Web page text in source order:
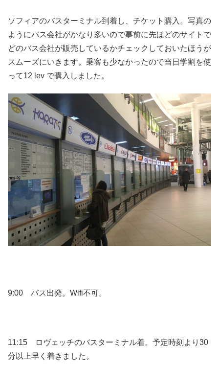
ソフィアのバスターミナル到着し、チケット購入。写真の
ようにバス会社がかなり多いので事前に先ほどのサイトで
どのバス会社が販売しているかチェックしておいたほうが
スムーズにいきます。乗客も少なかったので当日学割を使
って12 lev で購入しました。
9:00 バス出発。Wifi不可。
11:15 ロヴェッチのバスターミナル着。予定時刻より30
分以上早く着きました。